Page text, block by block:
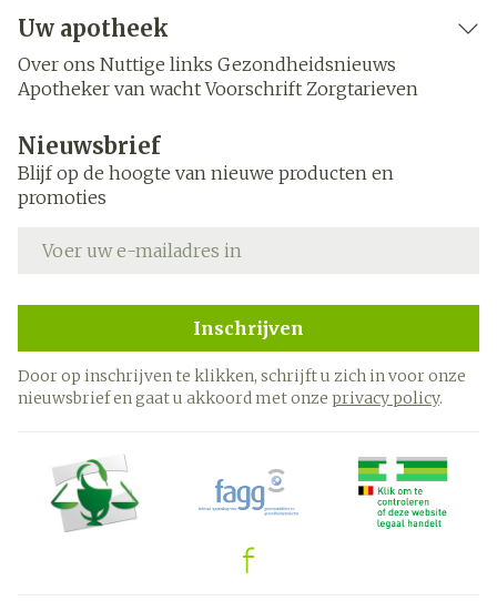
Uw apotheek
Over ons Nuttige links Gezondheidsnieuws
Apotheker van wacht Voorschrift Zorgtarieven
Nieuwsbrief
Blijf op de hoogte van nieuwe producten en
promoties
Inschrijven
Door op inschrijven te klikken, schrijft u zich in voor onze
nieuwsbrief en gaat u akkoord met onze privacy policy.